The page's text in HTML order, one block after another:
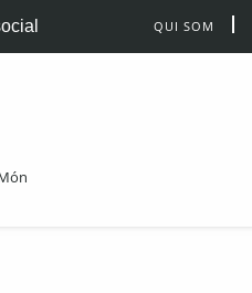
QUI SOM